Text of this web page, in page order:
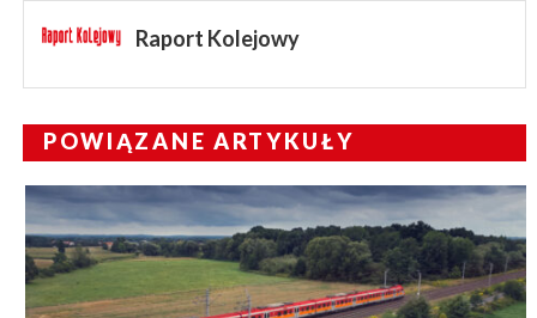
Raport Kolejowy
POWIĄZANE ARTYKUŁY